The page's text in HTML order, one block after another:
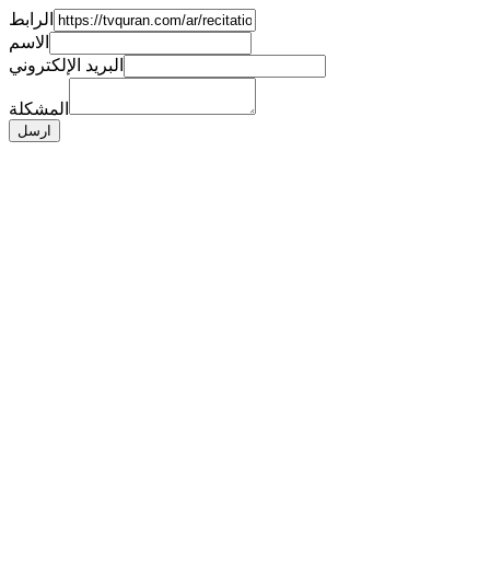
الرابط
الاسم
البريد الإلكتروني
المشكلة
ارسل